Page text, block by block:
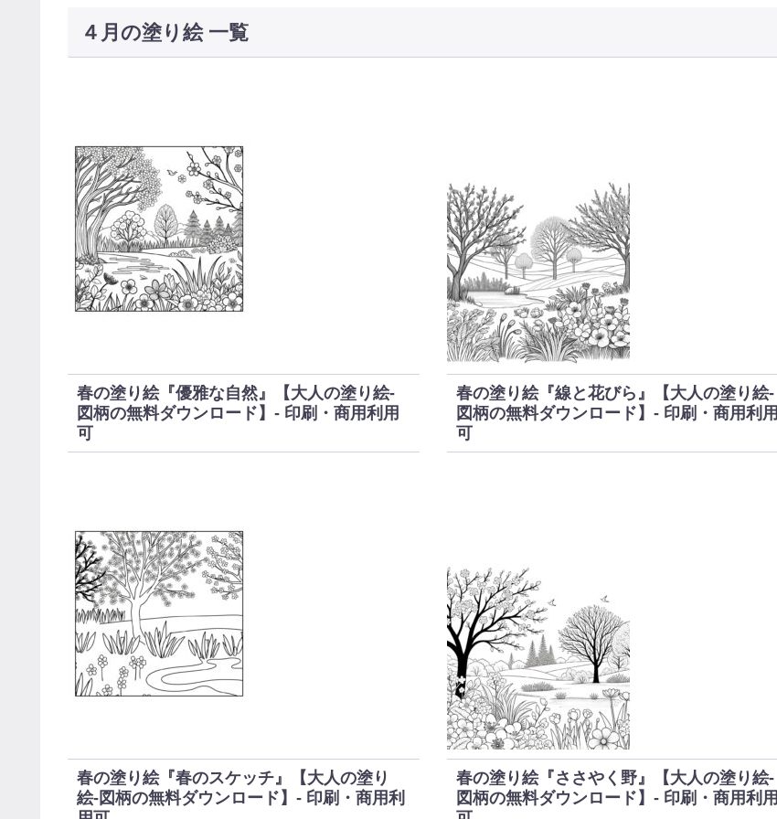
４月の塗り絵 一覧
春の塗り絵『優雅な自然』【大人の塗り絵-
図柄の無料ダウンロード】- 印刷・商用利用
可
春の塗り絵『線と花びら』【大人の塗り絵-
図柄の無料ダウンロード】- 印刷・商用利用
可
春の塗り絵『春のスケッチ』【大人の塗り
絵-図柄の無料ダウンロード】- 印刷・商用利
春の塗り絵『ささやく野』【大人の塗り絵-
図柄の無料ダウンロード】- 印刷・商用利用